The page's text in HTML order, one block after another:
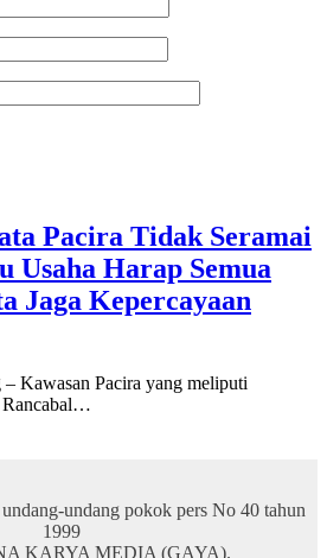
Pacira Tidak Seramai
Usaha Harap Semua
Jaga Kepercayaan
Kawasan Pacira yang meliputi
Rancabal…
undang pokok pers No 40 tahun
1999
KARYA MEDIA (GAYA).